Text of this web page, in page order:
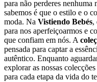
para não perderes nenhuma
sabemos é que o estilo e o
moda. Na Vistiendo Bebés,
para nos aperfeiçoarmos e
que confiam em nós. A
pensada para captar a
autêntico. Enquanto
explorar as nossas
para cada etapa da vida do